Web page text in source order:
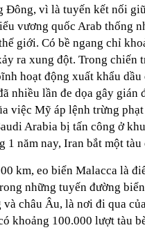
Đông, vì là tuyến kết nối
vương quốc Arab thống
giới. Có bề ngang chỉ
ra xung đột. Trong chiến
hoạt động xuất khẩu
nhiều lần đe dọa gây gián
việc Mỹ áp lệnh trừng
Arabia bị tấn công ở
1 năm nay, Iran bắt một
km, eo biển Malacca là
những tuyến đường
châu Âu, là nơi đi qua
khoảng 100.000 lượt tàu